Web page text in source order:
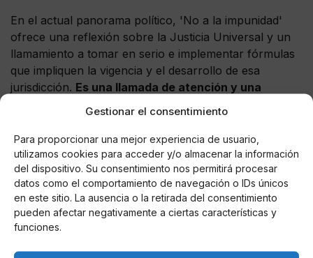
Gestionar el consentimiento
Para proporcionar una mejor experiencia de usuario,
utilizamos cookies para acceder y/o almacenar la información
del dispositivo. Su consentimiento nos permitirá procesar
datos como el comportamiento de navegación o IDs únicos
en este sitio. La ausencia o la retirada del consentimiento
pueden afectar negativamente a ciertas características y
funciones.
En el actual panorama político, 'No a la impunidad'
ofrece una reflexión sobre la Justicia Universal y un
llamamiento a tomar en serio e implementar fórmulas
que impliquen la vigencia y el desarrollo de esa
jurisdicción. Es una llamada de atención y una
AUTOR
Juan José Iglesias Abad